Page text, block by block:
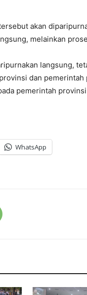
akan
melainkan
langsung,
dan
pemerintah
WhatsApp